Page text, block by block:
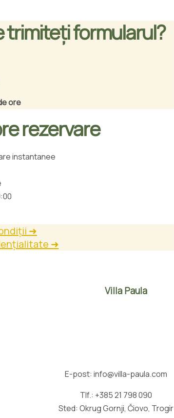
trimiteți formularul?
ore
rezervare
instantanee
➜
➜
Villa Paula
E-post: info@villa-paula.com
Tlf.: +385 21 798 090
Sted: Okrug Gornji, Čiovo, Trogir